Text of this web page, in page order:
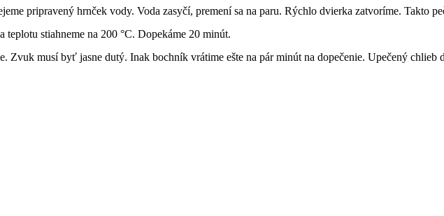
pripravený hrnček vody. Voda zasyčí, premení sa na paru. Rýchlo dvierka zatvoríme. Takto
stiahneme na 200 °C. Dopekáme 20 minút.
Zvuk musí byť jasne dutý. Inak bochník vrátime ešte na pár minút na dopečenie. Upečený chlieb